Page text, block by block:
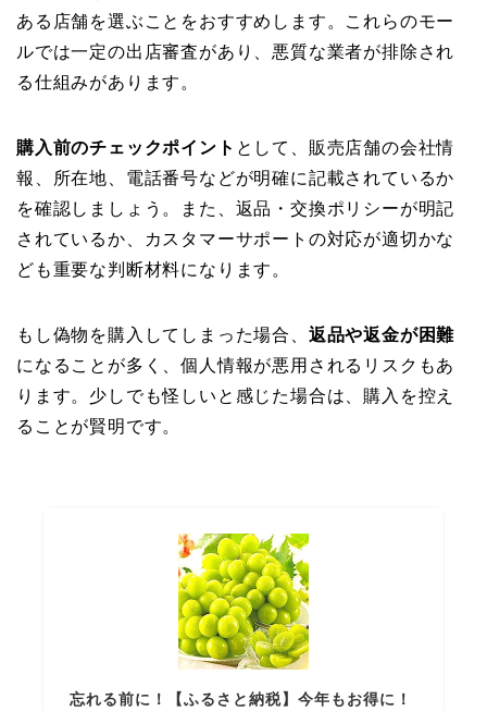
ある店舗を選ぶことをおすすめします。これらのモー
ルでは一定の出店審査があり、悪質な業者が排除され
る仕組みがあります。
購入前のチェックポイント として、販売店舗の会社情
報、所在地、電話番号などが明確に記載されているか
を確認しましょう。また、返品・交換ポリシーが明記
されているか、カスタマーサポートの対応が適切かな
ども重要な判断材料になります。
もし偽物を購入してしまった場合、 返品や返金が困難
になることが多く、個人情報が悪用されるリスクもあ
ります。少しでも怪しいと感じた場合は、購入を控え
ることが賢明です。
忘れる前に！【ふるさと納税】今年もお得に！